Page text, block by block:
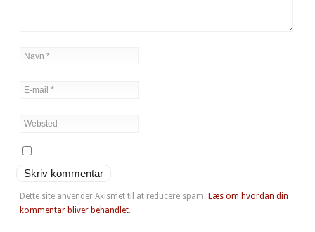
Dette site anvender Akismet til at reducere spam. Læs om hvordan din
kommentar bliver behandlet.